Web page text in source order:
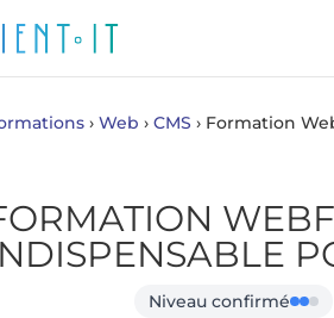
›Web ›CMS › Formation
Niveau confirmé